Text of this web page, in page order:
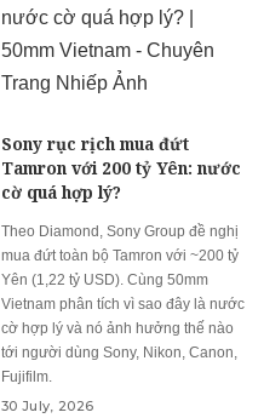
Sony rục rịch mua đứt
Tamron với 200 tỷ Yên: nước
cờ quá hợp lý?
Theo Diamond, Sony Group đề nghị
mua đứt toàn bộ Tamron với ~200 tỷ
Yên (1,22 tỷ USD). Cùng 50mm
Vietnam phân tích vì sao đây là nước
cờ hợp lý và nó ảnh hưởng thế nào
tới người dùng Sony, Nikon, Canon,
Fujifilm.
30 July, 2026